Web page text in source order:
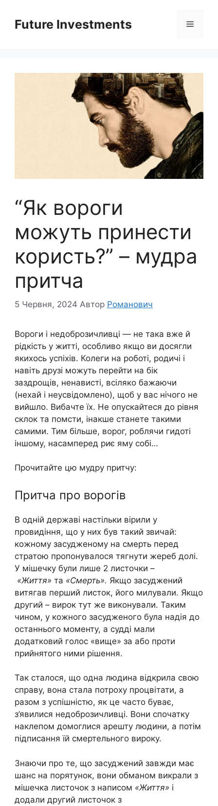
вмістуFuture Investments Меню
“Як вороги
можуть принести
користь?” – мудра
притча
5 Червня, 2024 Автор Романович
Вороги і недоброзичливці — не така вже й
рідкість у житті, особливо якщо ви досягли
якихось успіхів. Колеги на роботі, родичі і
навіть друзі можуть перейти на бік
заздрощів, ненависті, всіляко бажаючи
(нехай і неусвідомлено), щоб у вас нічого не
вийшло. Вибачте їх. Не опускайтеся до рівня
склок та помсти, інакше станете такими
самими. Тим більше, ворог, роблячи гидоті
іншому, насамперед риє яму собі…
Прочитайте цю мудру притчу:
Притча про ворогів
В одній державі настільки вірили у
провидіння, що у них був такий звичай:
кожному засудженому на смерть перед
стратою пропонувалося тягнути жереб долі.
У мішечку були лише 2 листочки –
«Життя» та «Смерть». Якщо засуджений
витягав перший листок, його милували. Якщо
другий – вирок тут же виконували. Таким
чином, у кожного засудженого була надія до
останнього моменту, а судді мали
додатковий голос «вище» за або проти
прийнятого ними рішення.
Так сталося, що одна людина відкрила свою
справу, вона стала потроху процвітати, а
разом з успішністю, як це часто буває,
з’явилися недоброзичливці. Вони спочатку
наклепом домоглися арешту людини, а потім
підписання їй смертельного вироку.
Знаючи про те, що засуджений завжди має
шанс на порятунок, вони обманом викрали з
мішечка листочок з написом «Життя» і
додали другий листочок з